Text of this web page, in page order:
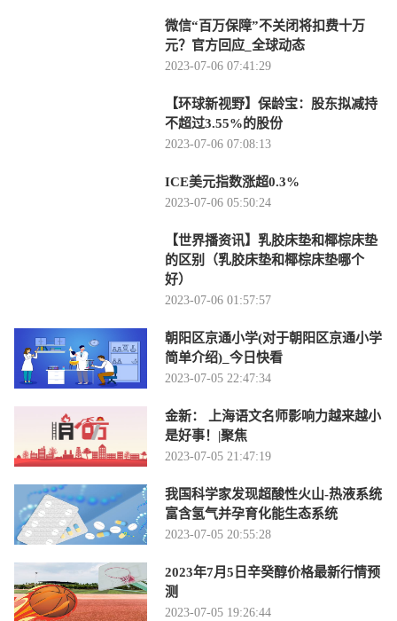
微信“百万保障”不关闭将扣费十万
元？官方回应_全球动态
2023-07-06 07:41:29
【环球新视野】保龄宝：股东拟减持
不超过3.55%的股份
2023-07-06 07:08:13
ICE美元指数涨超0.3%
2023-07-06 05:50:24
【世界播资讯】乳胶床垫和椰棕床垫
的区别（乳胶床垫和椰棕床垫哪个
好）
2023-07-06 01:57:57
朝阳区京通小学(对于朝阳区京通小学
简单介绍)_今日快看
2023-07-05 22:47:34
金新： 上海语文名师影响力越来越小
是好事！|聚焦
2023-07-05 21:47:19
我国科学家发现超酸性火山-热液系统
富含氢气并孕育化能生态系统
2023-07-05 20:55:28
2023年7月5日辛癸醇价格最新行情预
测
2023-07-05 19:26:44